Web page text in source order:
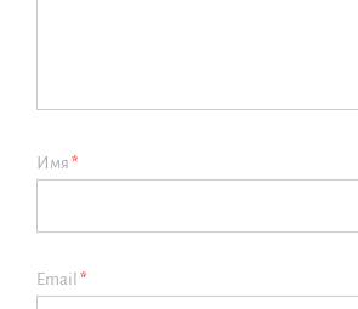
Имя *
Email *